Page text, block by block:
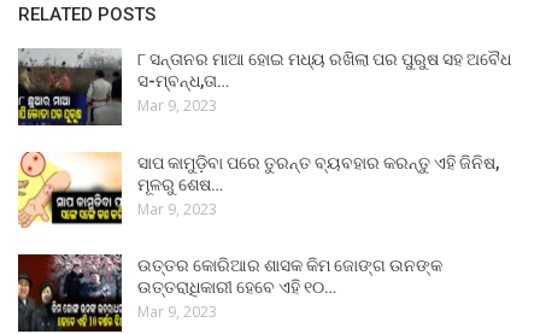
RELATED POSTS
୮ ସନ୍ତାନର ମାଆ ହୋଇ ମଧ୍ୟ ରଖିଲା ପର ପୁରୁଷ ସହ ଅବୈଧ
ସ-ମ୍ବନ୍ଧ,ତା…
Mar 9, 2023
ସାପ କାମୁଡ଼ିବା ପରେ ତୁରନ୍ତ ବ୍ୟବହାର କରନ୍ତୁ ଏହି ଜିନିଷ,
ମୂଳରୁ ଶେଷ…
Mar 9, 2023
ଉତ୍ତର କୋରିଆର ଶାସକ କିମ ଜୋଙ୍ଗ ଉନଙ୍କ
ଉତ୍ତରାଧିକାରୀ ହେବେ ଏହି ୧୦…
Mar 9, 2023